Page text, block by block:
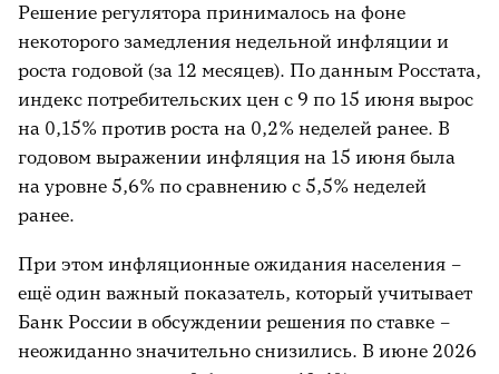
Решение регулятора принималось на фоне
некоторого замедления недельной инфляции и
роста годовой (за 12 месяцев). По данным Росстата,
индекс потребительских цен с 9 по 15 июня вырос
на 0,15% против роста на 0,2% неделей ранее. В
годовом выражении инфляция на 15 июня была
на уровне 5,6% по сравнению с 5,5% неделей
ранее.
При этом инфляционные ожидания населения –
ещё один важный показатель, который учитывает
Банк России в обсуждении решения по ставке –
неожиданно значительно снизились. В июне 2026